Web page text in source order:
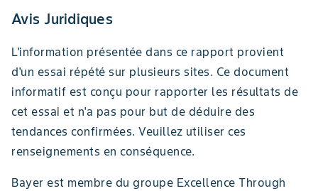
Avis Juridiques
L'information présentée dans ce rapport provient
d'un essai répété sur plusieurs sites. Ce document
informatif est conçu pour rapporter les résultats de
cet essai et n'a pas pour but de déduire des
tendances confirmées. Veuillez utiliser ces
renseignements en conséquence.
Bayer est membre du groupe Excellence Through